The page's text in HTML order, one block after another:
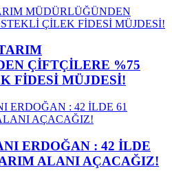
ÇİFTÇİLERE %75
FİDESİ MÜJDESİ!
ERDOĞAN : 42 İLDE
ALANI AÇACAĞIZ!